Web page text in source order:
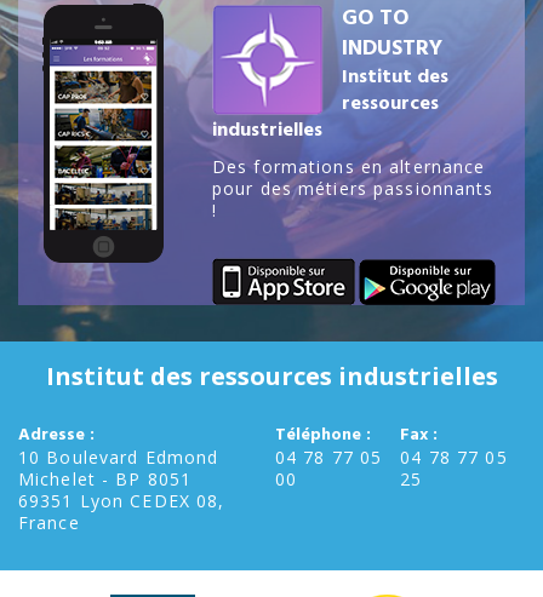
GO TO
INDUSTRY
Institut des
ressources
industrielles
Des formations en alternance
pour des métiers passionnants
!
Institut des ressources industrielles
Adresse :
10 Boulevard Edmond
Michelet - BP 8051
69351 Lyon CEDEX 08,
France
Téléphone :
04 78 77 05
00
Fax :
04 78 77 05
25